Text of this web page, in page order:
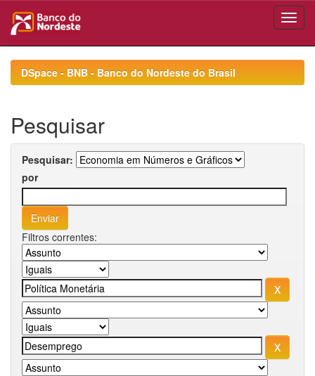
navigationDSpace - BNB - Banco do Nordeste do Brasil
Pesquisar
Pesquisar:
por
Filtros correntes: